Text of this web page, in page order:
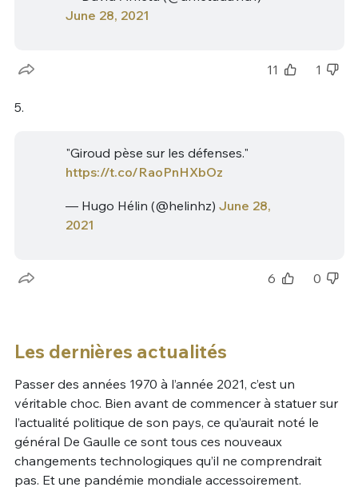
June 28, 2021
11 1
5.
"Giroud pèse sur les défenses."
https://t.co/RaoPnHXbOz
— Hugo Hélin (@helinhz) June 28,
2021
6 0
Les dernières actualités
Passer des années 1970 à l’année 2021, c’est un
véritable choc. Bien avant de commencer à statuer sur
l’actualité politique de son pays, ce qu’aurait noté le
général De Gaulle ce sont tous ces nouveaux
changements technologiques qu’il ne comprendrait
pas. Et une pandémie mondiale accessoirement.